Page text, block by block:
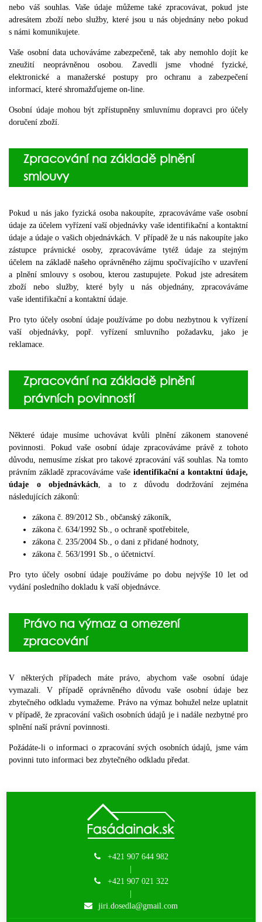
nebo váš souhlas. Vaše údaje můžeme také zpracovávat, pokud jste
adresátem zboží nebo služby, které jsou u nás objednány nebo pokud
s námi komunikujete.
Vaše osobní data uchováváme zabezpečeně, tak aby nemohlo dojít ke
zneužití neoprávněnou osobou. Zavedli jsme vhodné fyzické,
elektronické a manažerské postupy pro ochranu a zabezpečení
informací, které shromažďujeme on-line.
Osobní údaje mohou být zpřístupněny smluvnímu dopravci pro účely
doručení zboží.
Zpracování na základě plnění
smlouvy
Pokud u nás jako fyzická osoba nakoupíte, zpracováváme vaše osobní
údaje za účelem vyřízení vaší objednávky vaše identifikační a kontaktní
údaje a údaje o vašich objednávkách. V případě že u nás nakoupíte jako
zástupce právnické osoby, zpracováváme tytéž údaje za stejným
účelem na základě našeho oprávněného zájmu spočívajícího v uzavření
a plnění smlouvy s osobou, kterou zastupujete. Pokud jste adresátem
zboží nebo služby, které byly u nás objednány, zpracováváme
vaše identifikační a kontaktní údaje.
Pro tyto účely osobní údaje používáme po dobu nezbytnou k vyřízení
vaší objednávky, popř. vyřízení smluvního požadavku, jako je
reklamace.
Zpracování na základě plnění
právních povinností
Některé údaje musíme uchovávat kvůli plnění zákonem stanovené
povinnosti. Pokud vaše osobní údaje zpracováváme právě z tohoto
důvodu, nemusíme získat pro takové zpracování váš souhlas. Na tomto
právním základě zpracováváme vašeidentifikační a kontaktní údaje,
údaje o objednávkách , a to z důvodu dodržování zejména
následujících zákonů:
zákona č. 89/2012 Sb., občanský zákoník,
zákona č. 634/1992 Sb., o ochraně spotřebitele,
zákona č. 235/2004 Sb., o dani z přidané hodnoty,
zákona č. 563/1991 Sb., o účetnictví.
Pro tyto účely osobní údaje používáme po dobu nejvýše 10 let od
vydání posledního dokladu k vaší objednávce.
Právo na výmaz a omezení
zpracování
V některých případech máte právo, abychom vaše osobní údaje
vymazali. V případě oprávněného důvodu vaše osobní údaje bez
zbytečného odkladu vymažeme. Právo na výmaz bohužel nelze uplatnit
v případě, že zpracování vašich osobních údajů je i nadále nezbytné pro
splnění naší právní povinnosti.
Požádáte-li o informaci o zpracování svých osobních údajů, jsme vám
povinni tuto informaci bez zbytečného odkladu předat.
+421 907 644 982
+421 907 021 322
jiri.dosedla@gmail.com